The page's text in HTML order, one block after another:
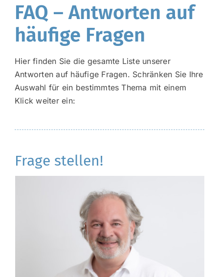
FAQ – Antworten auf
häufige Fragen
Hier finden Sie die gesamte Liste unserer
Antworten auf häufige Fragen. Schränken Sie Ihre
Auswahl für ein bestimmtes Thema mit einem
Klick weiter ein:
Frage stellen!